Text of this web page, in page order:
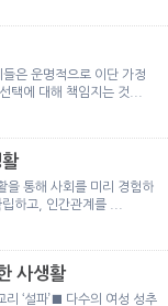
은 운명적으로 이단 가정
택에 대해 책임지는 것...
을 통해 사회를 미리 경험하
하고, 인간관계를 ...
사생활
‘설파’■ 다수의 여성 성추